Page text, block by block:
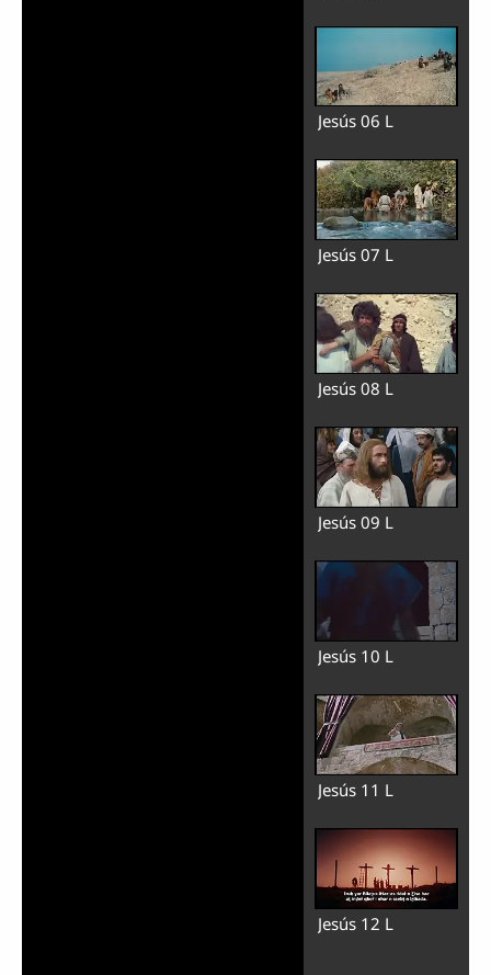
Jesús 06 L
Jesús 07 L
Jesús 08 L
Jesús 09 L
Jesús 10 L
Jesús 11 L
Jesús 12 L